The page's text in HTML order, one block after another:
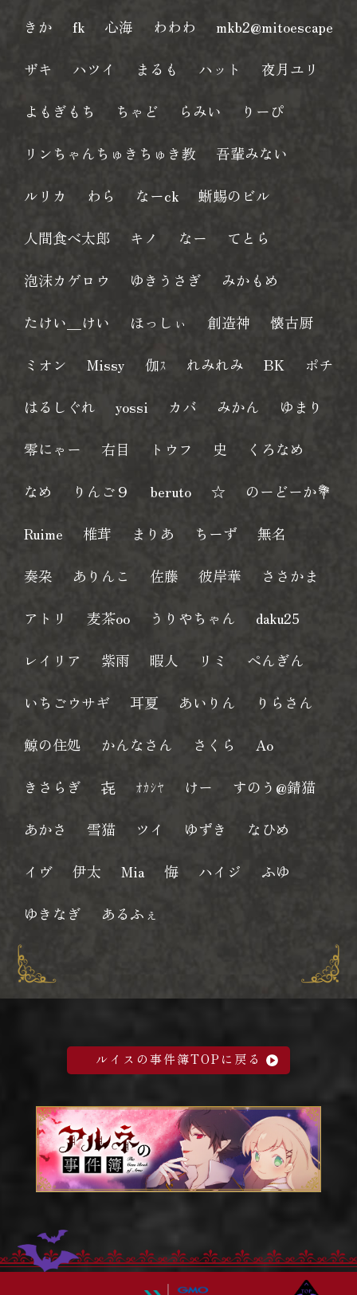
きか fk 心海 わわわ mkb2@mitoescape
ザキ ハツイ まるも ハット 夜月ユリ
よもぎもち ちゃど らみい りーぴ
リンちゃんちゅきちゅき教 吾輩みない
ルリカ わら なーck 蜥蜴のビル
人間食べ太郎 キノ なー てとら
泡沫カゲロウ ゆきうさぎ みかもめ
たけい＿けい ほっしぃ 創造神 懐古厨
ミオン Missy 伽ｽ れみれみ BK ポチ
はるしぐれ yossi カバ みかん ゆまり
零にゃー 右目 トウフ 史 くろなめ
なめ りんご９ beruto ☆ のーどーか💐
Ruime 椎茸 まりあ ちーず 無名
奏朶 ありんこ 佐藤 彼岸華 ささかま
アトリ 麦茶oo うりやちゃん daku25
レイリア 紫雨 暇人 リミ ぺんぎん
いちごウサギ 耳夏 あいりん りらさん
鯨の住処 かんなさん さくら Ao
きさらぎ 㐂 ｵｶｼﾔ けー すのう@錆猫
あかさ 雪猫 ツイ ゆずき なひめ
イヴ 伊太 Mia 悔 ハイジ ふゆ
ゆきなぎ あるふぇ
ルイスの事件簿TOPに戻る